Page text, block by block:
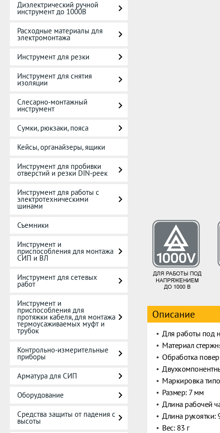
Диэлектрический ручной
инструмент до 1000В
Расходные материалы для
электромонтажа
Инструмент для резки
Инструмент для снятия
изоляции
Слесарно-монтажный
инструмент
Сумки, рюкзаки, пояса
Кейсы, органайзеры, ящики
Инструмент для пробивки
отверстий и резки DIN-реек
Инструмент для работы с
электротехническими
шинами
Съемники
Инструмент и
приспособления для монтажа
СИП и ВЛ
Инструмент для сетевых
работ
Инструмент и
приспособления для
протяжки кабеля, для монтажа
термоусаживаемых муфт и
трубок
Контрольно-измерительные
приборы
Арматура для СИП
Оборудование
Средства защиты от падения с
высоты
Описание
Для работы под
Материал
Обработка
Маркировка
Размер: 7 мм
Длина рабочей
Длина рукоятки:
Вес: 83 г